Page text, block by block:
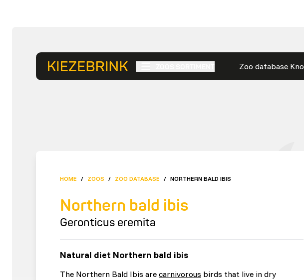
Zoo database
HOME / ZOOS / ZOO DATABASE / NORTHERN BALD IBIS
Northern bald ibis
Geronticus eremita
Natural diet Northern bald ibis
The Northern Bald Ibis are carnivorous birds that live in dry